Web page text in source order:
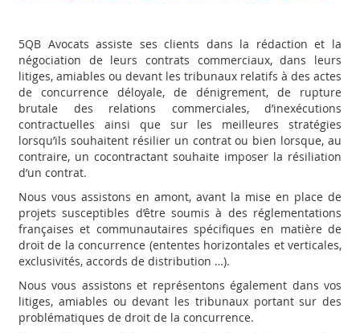
5QB Avocats assiste ses clients dans la rédaction et la
négociation de leurs contrats commerciaux, dans leurs
litiges, amiables ou devant les tribunaux relatifs à des actes
de concurrence déloyale, de dénigrement, de rupture
brutale des relations commerciales, d’inexécutions
contractuelles ainsi que sur les meilleures stratégies
lorsqu’ils souhaitent résilier un contrat ou bien lorsque, au
contraire, un cocontractant souhaite imposer la résiliation
d’un contrat.
Nous vous assistons en amont, avant la mise en place de
projets susceptibles d’être soumis à des réglementations
françaises et communautaires spécifiques en matière de
droit de la concurrence (ententes horizontales et verticales,
exclusivités, accords de distribution …).
Nous vous assistons et représentons également dans vos
litiges, amiables ou devant les tribunaux portant sur des
problématiques de droit de la concurrence.